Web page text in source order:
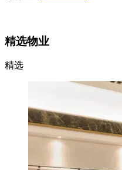
精选物业
精选